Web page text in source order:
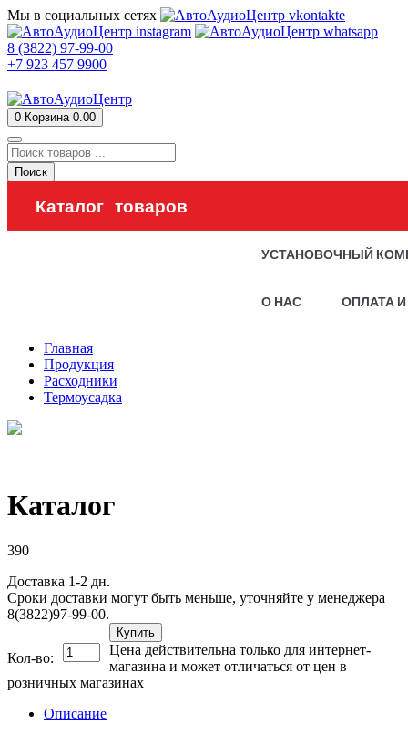
Мы в социальных сетях
8 (3822) 97-99-00
+7 923 457 9900
0 Корзина 0.00
Поиск
Каталог товаров
УСТАНОВОЧНЫЙ
О НАС ОПЛАТА
Главная
Продукция
Расходники
Термоусадка
Каталог
390
Доставка 1-2 дн.
Сроки доставки могут быть меньше, уточняйте у менеджера
8(3822)97-99-00.
Кол-во:
Купить
Цена действительна только для интернет-
магазина и может отличаться от цен в
розничных магазинах
Описание